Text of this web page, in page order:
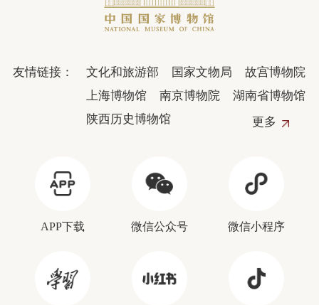
友情链接： 文化和旅游部 国家文物局
故宫博物院
上海博物馆
南京博物院
湖南省博物馆
陕西历史博物馆
更多
APP下载 微信公众号 微信小程序